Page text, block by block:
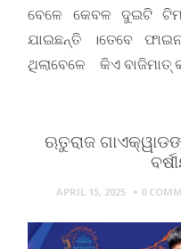
ବେଳେ କେବଳ ଦୁଇଟି
ଯାଇଛନ୍ତି ।ତେବେ
ଥିଲାବେଳେ କିଏ ବାଜିମାତ୍
ଋତୁରାଜ
APRIL 15, 2025 0